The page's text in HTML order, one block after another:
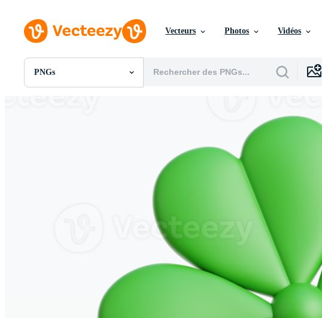
Vecteurs Photos Vidéos
PNGs
Toutes Images